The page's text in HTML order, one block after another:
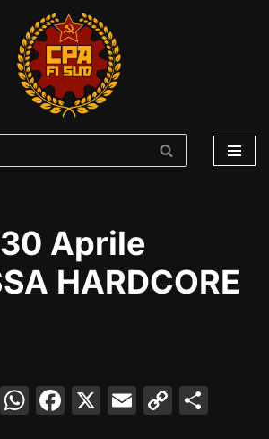
Aprile
HARDCORE
M W F X E C